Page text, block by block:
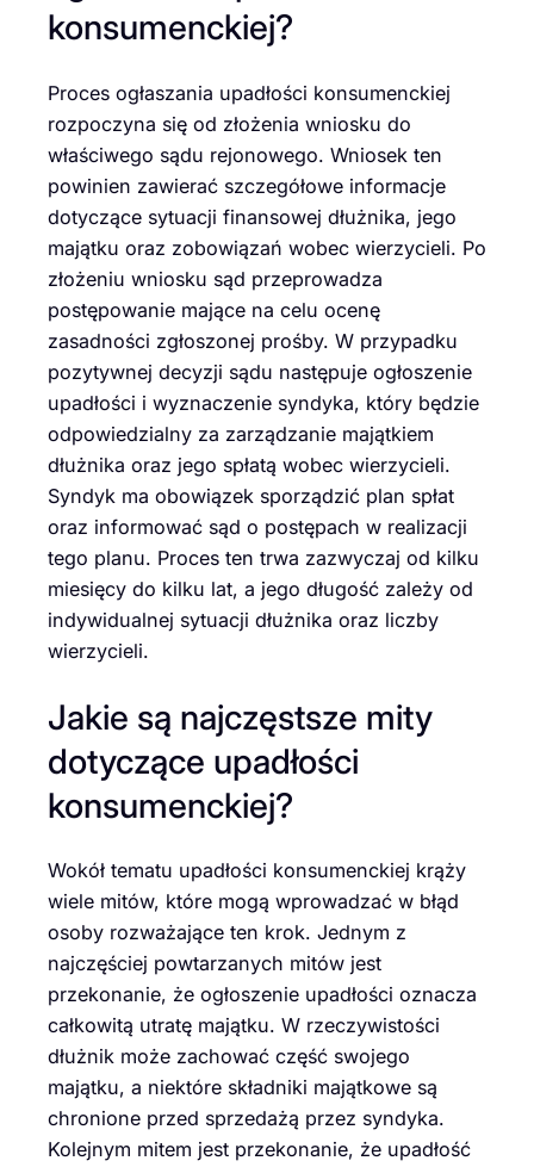
konsumenckiej?
Proces ogłaszania upadłości konsumenckiej
rozpoczyna się od złożenia wniosku do
właściwego sądu rejonowego. Wniosek ten
powinien zawierać szczegółowe informacje
dotyczące sytuacji finansowej dłużnika, jego
majątku oraz zobowiązań wobec wierzycieli. Po
złożeniu wniosku sąd przeprowadza
postępowanie mające na celu ocenę
zasadności zgłoszonej prośby. W przypadku
pozytywnej decyzji sądu następuje ogłoszenie
upadłości i wyznaczenie syndyka, który będzie
odpowiedzialny za zarządzanie majątkiem
dłużnika oraz jego spłatą wobec wierzycieli.
Syndyk ma obowiązek sporządzić plan spłat
oraz informować sąd o postępach w realizacji
tego planu. Proces ten trwa zazwyczaj od kilku
miesięcy do kilku lat, a jego długość zależy od
indywidualnej sytuacji dłużnika oraz liczby
wierzycieli.
Jakie są najczęstsze mity
dotyczące upadłości
konsumenckiej?
Wokół tematu upadłości konsumenckiej krąży
wiele mitów, które mogą wprowadzać w błąd
osoby rozważające ten krok. Jednym z
najczęściej powtarzanych mitów jest
przekonanie, że ogłoszenie upadłości oznacza
całkowitą utratę majątku. W rzeczywistości
dłużnik może zachować część swojego
majątku, a niektóre składniki majątkowe są
chronione przed sprzedażą przez syndyka.
Kolejnym mitem jest przekonanie, że upadłość